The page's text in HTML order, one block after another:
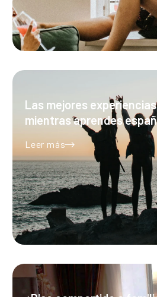
Las mejores
mientras aprendes
Leer más